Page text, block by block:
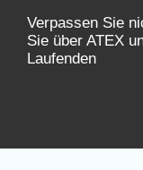
Verpassen Sie
Sie über ATEX
Laufenden